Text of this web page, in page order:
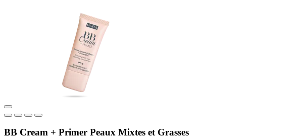
BB Cream + Primer Peaux Mixtes et Grasses